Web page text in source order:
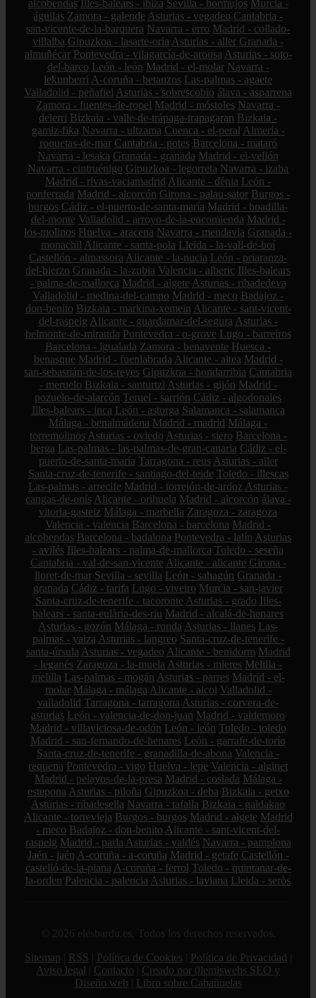
alcobendas Illes-balears - ibiza Sevilla - bormujos Murcia -
águilas Zamora - galende Asturias - vegadeo Cantabria -
san-vicente-de-la-barquera Navarra - erro Madrid - collado-
villalba Gipuzkoa - lasarte-oria Asturias - aller Granada -
almuñécar Pontevedra - vilagarcía-de-arousa Asturias - soto-
del-barco León - león Madrid - el-molar Navarra -
lekunberri A-coruña - betanzos Las-palmas - agaete
Valladolid - peñafiel Asturias - sobrescobio álava - asparrena
Zamora - fuentes-de-ropel Madrid - móstoles Navarra -
deierri Bizkaia - valle-de-trápaga-trapagaran Bizkaia -
gamiz-fika Navarra - ultzama Cuenca - el-peral Almería -
roquetas-de-mar Cantabria - potes Barcelona - mataró
Navarra - lesaka Granada - granada Madrid - el-vellón
Navarra - cintruénigo Gipuzkoa - legorreta Navarra - izaba
Madrid - rivas-vaciamadrid Alicante - dénia León -
ponferrada Madrid - alcorcón Girona - palau-sator Burgos -
burgos Cádiz - el-puerto-de-santa-maría Madrid - boadilla-
del-monte Valladolid - arroyo-de-la-encomienda Madrid -
los-molinos Huelva - aracena Navarra - mendavia Granada -
monachil Alicante - santa-pola Lleida - la-vall-de-boí
Castellón - almassora Alicante - la-nucia León - priaranza-
del-bierzo Granada - la-zubia Valencia - alberic Illes-balears
- palma-de-mallorca Madrid - algete Asturias - ribadedeva
Valladolid - medina-del-campo Madrid - meco Badajoz -
don-benito Bizkaia - markina-xemein Alicante - sant-vicent-
del-raspeig Alicante - guardamar-del-segura Asturias -
belmonte-de-miranda Pontevedra - o-grove Lugo - barreiros
Barcelona - igualada Zamora - benavente Huesca -
benasque Madrid - fuenlabrada Alicante - altea Madrid -
san-sebastián-de-los-reyes Gipuzkoa - hondarribia Cantabria
- meruelo Bizkaia - santurtzi Asturias - gijón Madrid -
pozuelo-de-alarcón Teruel - sarrión Cádiz - algodonales
Illes-balears - inca León - astorga Salamanca - salamanca
Málaga - benalmádena Madrid - madrid Málaga -
torremolinos Asturias - oviedo Asturias - siero Barcelona -
berga Las-palmas - las-palmas-de-gran-canaria Cádiz - el-
puerto-de-santa-maría Tarragona - reus Asturias - aller
Santa-cruz-de-tenerife - santiago-del-teide Toledo - illescas
Las-palmas - arrecife Madrid - torrejón-de-ardoz Asturias -
cangas-de-onís Alicante - orihuela Madrid - alcorcón álava -
vitoria-gasteiz Málaga - marbella Zaragoza - zaragoza
Valencia - valencia Barcelona - barcelona Madrid -
alcobendas Barcelona - badalona Pontevedra - lalín Asturias
- avilés Illes-balears - palma-de-mallorca Toledo - seseña
Cantabria - val-de-san-vicente Alicante - alicante Girona -
lloret-de-mar Sevilla - sevilla León - sahagún Granada -
granada Cádiz - tarifa Lugo - viveiro Murcia - san-javier
Santa-cruz-de-tenerife - tacoronte Asturias - grado Illes-
balears - santa-eulària-des-riu Madrid - alcalá-de-henares
Asturias - gozón Málaga - ronda Asturias - llanes Las-
palmas - yaiza Asturias - langreo Santa-cruz-de-tenerife -
santa-úrsula Asturias - vegadeo Alicante - benidorm Madrid
- leganés Zaragoza - la-muela Asturias - mieres Melilla -
melilla Las-palmas - mogán Asturias - parres Madrid - el-
molar Málaga - málaga Alicante - alcoi Valladolid -
valladolid Tarragona - tarragona Asturias - corvera-de-
asturias León - valencia-de-don-juan Madrid - valdemoro
Madrid - villaviciosa-de-odón León - león Toledo - toledo
Madrid - san-fernando-de-henares León - garrafe-de-torío
Santa-cruz-de-tenerife - granadilla-de-abona Valencia -
requena Pontevedra - vigo Huelva - lepe Valencia - alginet
Madrid - pelayos-de-la-presa Madrid - coslada Málaga -
estepona Asturias - piloña Gipuzkoa - deba Bizkaia - getxo
Asturias - ribadesella Navarra - tafalla Bizkaia - galdakao
Alicante - torrevieja Burgos - burgos Madrid - algete Madrid
- meco Badajoz - don-benito Alicante - sant-vicent-del-
raspeig Madrid - parla Asturias - valdés Navarra - pamplona
Jaén - jaén A-coruña - a-coruña Madrid - getafe Castellón -
castelló-de-la-plana A-coruña - ferrol Toledo - quintanar-de-
la-orden Palencia - palencia Asturias - laviana Lleida - seròs
© 2026 elesbardu.es. Todos los derechos reservados.
Sitemap
RSS Política de Cookies Política de Privacidad
Aviso legal
Contacto
Creado por 0lemiswebs SEO y
Diseño web
Libro sobre Cabañuelas